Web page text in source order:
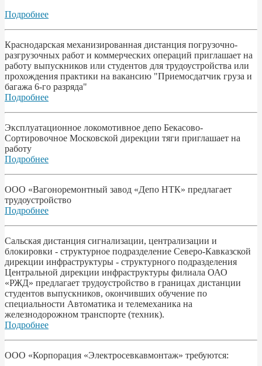
Подробнее
Краснодарская механизированная дистанция погрузочно-
разгрузочных работ и коммерческих операций приглашает на
работу выпускников или студентов для трудоустройства или
прохождения практики на вакансию "Приемосдатчик груза и
багажа 6-го разряда"
Подробнее
Эксплуатационное локомотивное депо Бекасово-
Сортировочное Московской дирекции тяги приглашает на
работу
Подробнее
ООО «Вагоноремонтный завод «Депо НТК» предлагает
трудоустройство
Подробнее
Сальская дистанция сигнализации, централизации и
блокировки - структурное подразделение Северо-Кавказской
дирекции инфраструктуры - структурного подразделения
Центральной дирекции инфраструктуры филиала ОАО
«РЖД» предлагает трудоустройство в границах дистанции
студентов выпускников, окончивших обучение по
специальности Автоматика и телемеханика на
железнодорожном транспорте (техник).
Подробнее
ООО «Корпорация «Электросевкавмонтаж» требуются: